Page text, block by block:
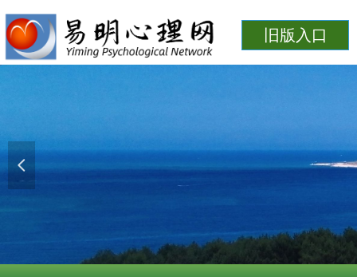
旧版入口
넳